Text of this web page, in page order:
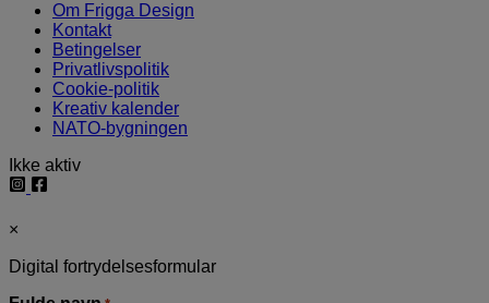
Om Frigga Design
Kontakt
Betingelser
Privatlivspolitik
Cookie-politik
Kreativ kalender
NATO-bygningen
Ikke aktiv
×
Digital fortrydelsesformular